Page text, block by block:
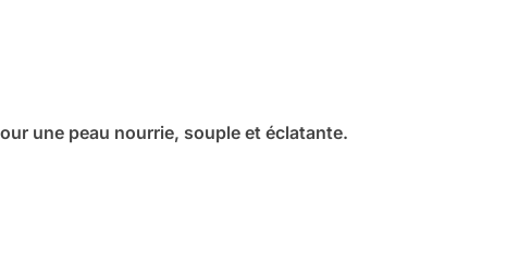
une peau nourrie, souple et éclatante.